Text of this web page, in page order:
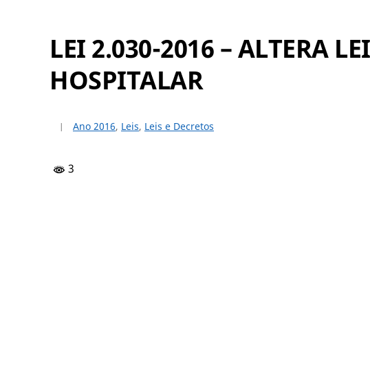
LEI 2.030-2016 – ALTERA
HOSPITALAR
Ano 2016, Leis, Leis e Decretos
3